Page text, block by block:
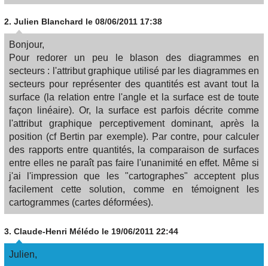
2. Julien Blanchard le 08/06/2011 17:38
Bonjour,
Pour redorer un peu le blason des diagrammes en
secteurs : l'attribut graphique utilisé par les diagrammes en
secteurs pour représenter des quantités est avant tout la
surface (la relation entre l'angle et la surface est de toute
façon linéaire). Or, la surface est parfois décrite comme
l'attribut graphique perceptivement dominant, après la
position (cf Bertin par exemple). Par contre, pour calculer
des rapports entre quantités, la comparaison de surfaces
entre elles ne paraît pas faire l'unanimité en effet. Même si
j'ai l'impression que les "cartographes" acceptent plus
facilement cette solution, comme en témoignent les
cartogrammes (cartes déformées).
3. Claude-Henri Mélédo le 19/06/2011 22:44
Julien,